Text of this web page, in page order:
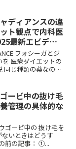
ています。 ← S...
ディアンスの違
ト観点で内科医
最新エビデン
フォシーガとジ
医療ダイエットの
同じ種類の薬なのに
ービ中の抜け毛
管理の具体的な
ゴービ中の 抜け毛を
いときはどうす
前の記事： ①...